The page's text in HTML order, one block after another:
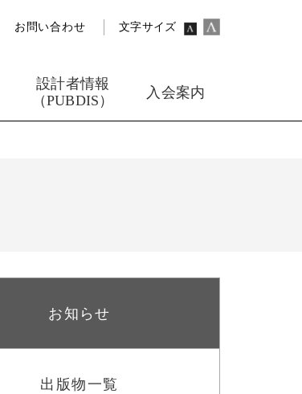
お問い合わせ 文字サイズ
設計者情報
（PUBDIS）
入会案内
お知らせ
出版物一覧